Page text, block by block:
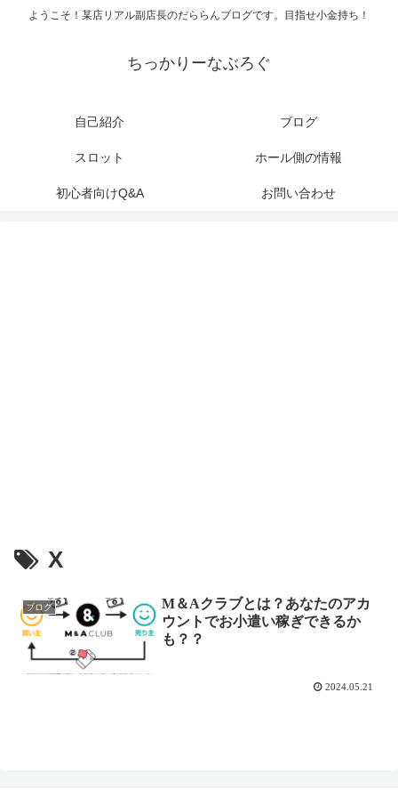
ようこそ！某店リアル副店長のだららんブログです。目指せ小金持ち！
ちっかりーなぶろぐ
自己紹介 ブログ
スロット ホール側の情報
初心者向けQ&A お問い合わせ
X
ブログ
M＆Aクラブとは？あなたのアカ
ウントでお小遣い稼ぎできるか
も？？
2024.05.21